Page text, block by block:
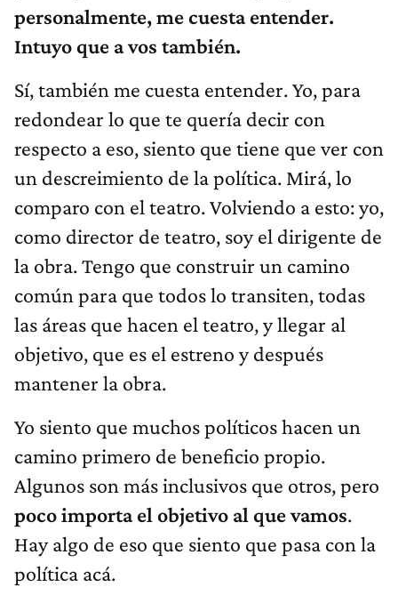
personalmente, me cuesta entender.
Intuyo que a vos también.
Sí, también me cuesta entender. Yo, para
redondear lo que te quería decir con
respecto a eso, siento que tiene que ver con
un descreimiento de la política. Mirá, lo
comparo con el teatro. Volviendo a esto: yo,
como director de teatro, soy el dirigente de
la obra. Tengo que construir un camino
común para que todos lo transiten, todas
las áreas que hacen el teatro, y llegar al
objetivo, que es el estreno y después
mantener la obra.
Yo siento que muchos políticos hacen un
camino primero de beneficio propio.
Algunos son más inclusivos que otros, pero
poco importa el objetivo al que vamos.
Hay algo de eso que siento que pasa con la
política acá.